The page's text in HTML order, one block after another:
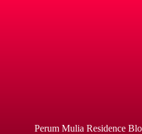
Perum Mulia Residence